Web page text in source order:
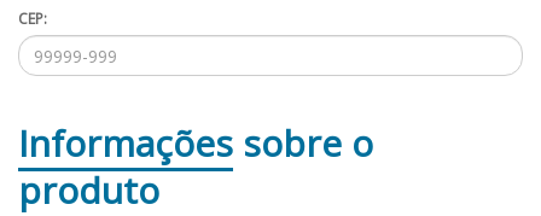
CEP:
Informações sobre o
produto